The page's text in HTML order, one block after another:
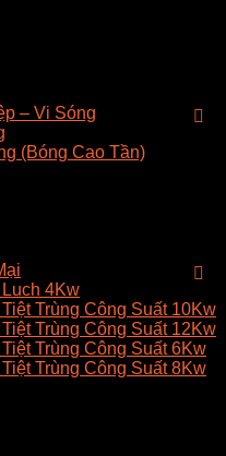
– Vi Sóng
(Bóng Cao Tần)
4Kw
Trùng Công Suất 10Kw
Trùng Công Suất 12Kw
Trùng Công Suất 6Kw
Trùng Công Suất 8Kw